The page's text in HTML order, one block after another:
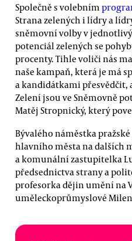
Společně s volebním
Strana zelených i lídry a
sněmovní volby v
potenciál zelených se
procenty. Tihle voliči nás
naše kampaň, která je má
a kandidátkami přesvědčit,
Zelení jsou ve Sněmovně
Matěj Stropnický, který
Bývalého náměstka
hlavního města na dalších
a komunální zastupitelka
předsednictva strany a
profesorka dějin umění na
uměleckoprůmyslové